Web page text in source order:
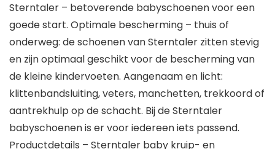
Sterntaler – betoverende babyschoenen voor een
goede start. Optimale bescherming – thuis of
onderweg: de schoenen van Sterntaler zitten stevig
en zijn optimaal geschikt voor de bescherming van
de kleine kindervoeten. Aangenaam en licht:
klittenbandsluiting, veters, manchetten, trekkoord of
aantrekhulp op de schacht. Bij de Sterntaler
babyschoenen is er voor iedereen iets passend.
Productdetails – Sterntaler baby kruip- en